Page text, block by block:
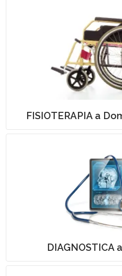
FISIOTERAPIA a
Fisioterapia a
DIAGNOSTICA
Esami